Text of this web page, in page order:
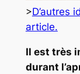
>D’autres
article.
Il est très
durant